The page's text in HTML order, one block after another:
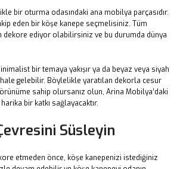
bir oturma odasındaki ana mobilya parçasıdır.
eden bir köşe kanepe seçmelisiniz. Tüm
dekore ediyor olabilirsiniz ve bu durumda dünya
bir temaya yakışır ya da beyaz veya siyah
gelebilir. Böylelikle yaratılan dekorla cesur
sahip olursanız olun, Arina Mobilya’daki
bir katkı sağlayacaktır.
Süsleyin
etmeden önce, köşe kanepenizi istediğiniz